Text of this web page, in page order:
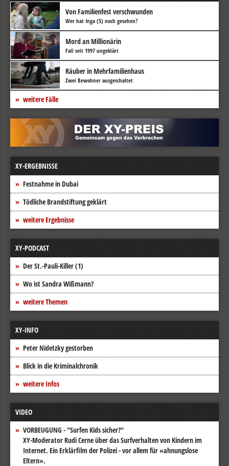
Von Familienfest verschwunden
Wer hat Inga (5) noch gesehen?
Mord an Millionärin
Fall seit 1997 ungeklärt
Räuber in Mehrfamilienhaus
Zwei Bewohner ausgeschaltet
weitere Fälle
XY-ERGEBNISSE
Festnahme in Dubai
Tödliche Brandstiftung geklärt
weitere Ergebnisse
XY-PODCAST
Der St.-Pauli-Killer (1)
Wo ist Sandra Wißmann?
weitere Themen
XY-INFO
Peter Nidetzky gestorben
Blick in die Kriminalchronik
weitere Infos
VIDEO
VORBEUGUNG - "Surfen Kids sicher?"
XY-Moderator Rudi Cerne über das Surfverhalten von Kindern im
Internet. Ein Erklärfilm der Polizei - vor allem für «ahnungslose
Eltern».